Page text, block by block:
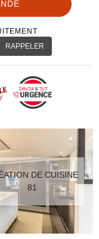
DE CUISINE
81